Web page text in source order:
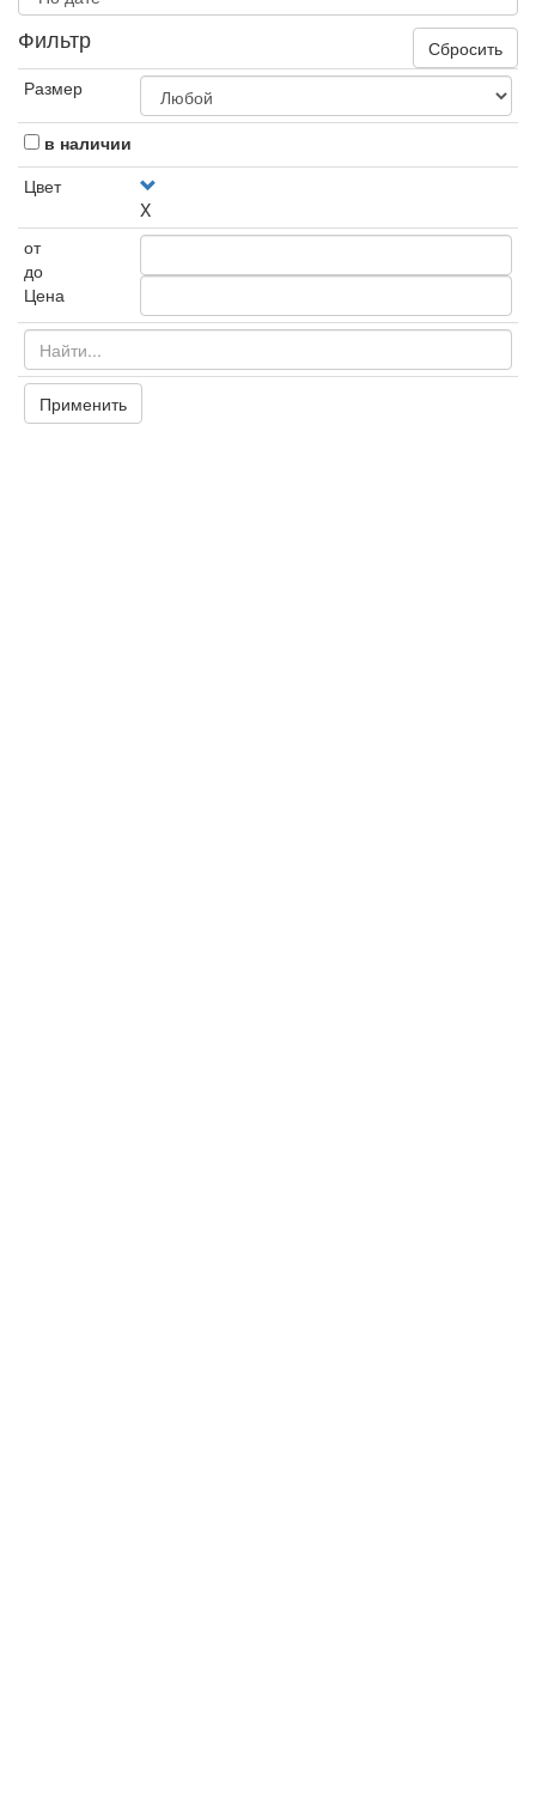
Фильтр
Сбросить
Размер
в наличии
Цвет
X
от
до
Цена
Применить